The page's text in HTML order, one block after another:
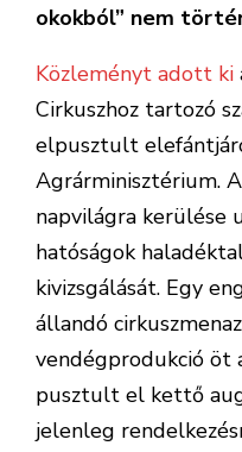
okokból” nem
Közleményt adott ki
Cirkuszhoz tartozó
elpusztult
Agrárminisztérium.
napvilágra kerülése
hatóságok
kivizsgálását. Egy
állandó
vendégprodukció öt
pusztult el kettő
jelenleg